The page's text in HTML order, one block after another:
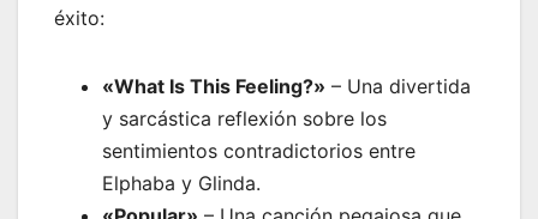
éxito:
«What Is This Feeling?» – Una divertida
y sarcástica reflexión sobre los
sentimientos contradictorios entre
Elphaba y Glinda.